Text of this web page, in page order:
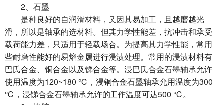
2、石墨
是种良好的自润滑材料，又因其易加工，且越磨越光
滑，所以是轴承的选材料。但其力学性能差，抗冲击和承受
载荷能力差，只适用于轻载场合。为提高其力学性能，常用
些耐磨性能好的易熔金属进行浸渍处理。常用的浸渍材料有
巴氏合金、铜合金以及锑合金等。浸巴氏合金石墨轴承允许
使用温度为120~180 ℃，浸铜合金石墨轴承允用温度为300
℃，浸锑合金石墨轴承允许的工作温度可达500 ℃。